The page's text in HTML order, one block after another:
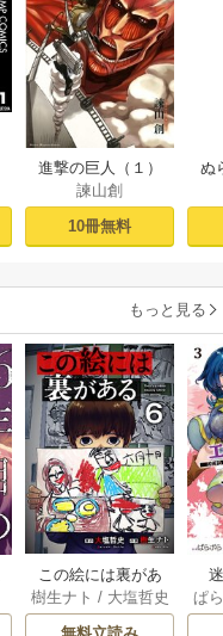
進撃の巨人（１）
諫山創
10冊無料
ぬ
もっと見る
この絵には裏があ
る 6巻
樹生ナト / 大塩哲史
ぱ